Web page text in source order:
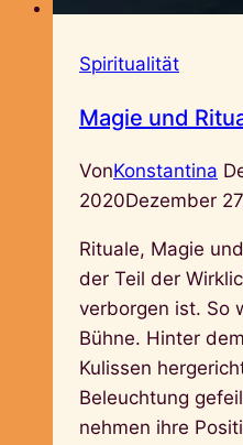
Spiritualität
Magie und
VonKonstantina
2020Dezember
Rituale, Magie
der Teil der
verborgen ist. So
Bühne. Hinter
Kulissen
Beleuchtung
nehmen ihre